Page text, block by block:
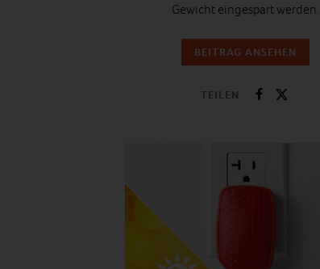
Gewicht eingespart werden.
BEITRAG ANSEHEN
TEILEN